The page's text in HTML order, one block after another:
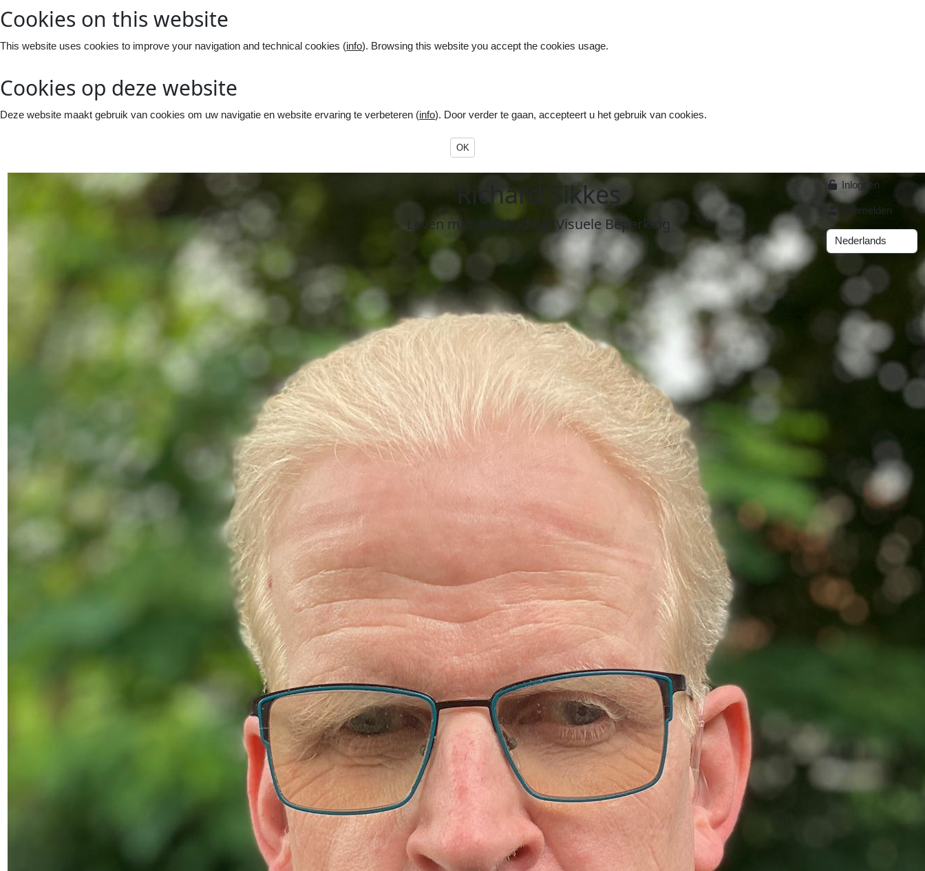
Cookies on this website
This website uses cookies to improve your navigation and technical cookies (info). Browsing this website you accept the cookies usage.
Cookies op deze website
Deze website maakt gebruik van cookies om uw navigatie en website ervaring te verbeteren (info). Door verder te gaan, accepteert u het gebruik van cookies.
OK
Richard ikkes
Leven met eenAuditief Visuele Beperking
Inloggen
Aanmelden